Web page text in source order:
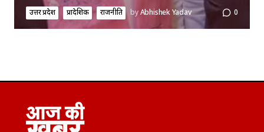
उत्तर प्रदेश प्रादेशिक राजनीति byAbhishek Yadav 0